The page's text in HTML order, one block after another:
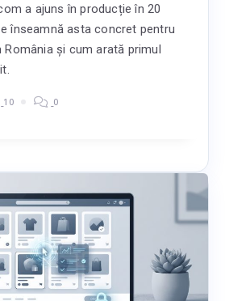
a ajuns în producție în 20
înseamnă asta concret pentru
și cum arată primul
10 0